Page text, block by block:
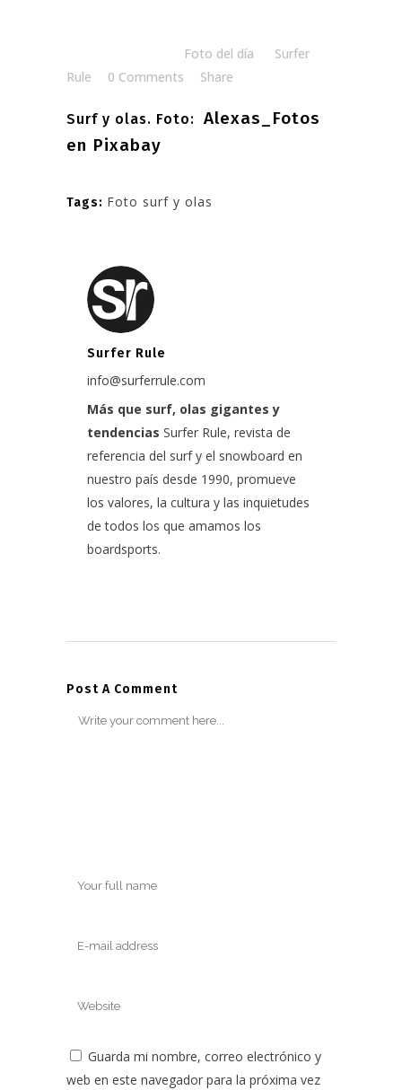
Foto del día
Surfer
Rule
0 Comments Share
Surf y olas. Foto: Alexas_Fotos
en Pixabay
Tags: Foto surf y olas
Surfer Rule
info@surferrule.com
Más que surf, olas gigantes y
tendencias Surfer Rule, revista de
referencia del surf y el snowboard en
nuestro país desde 1990, promueve
los valores, la cultura y las inquietudes
de todos los que amamos los
boardsports.
Post A Comment
Guarda mi nombre, correo electrónico y
web en este navegador para la próxima vez